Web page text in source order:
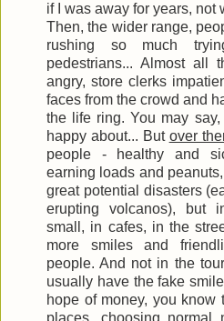
if I was away for years, not
Then, the wider range,
rushing so much
pedestrians... Almost all
angry, store clerks
faces from the crowd and
the life ring. You may
happy about... But over
people - healthy and
earning loads and
great potential disasters
erupting volcanos), but
small, in cafes, in the
more smiles and
people. And not in the
usually have the fake
hope of money, you know